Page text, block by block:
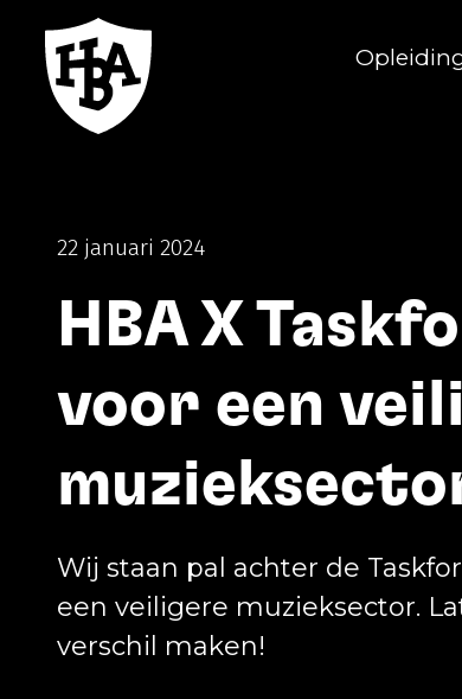
22 januari 2024
HBA X
voor een
Wij staan pal achter de
een veiligere muzieksector.
verschil maken!